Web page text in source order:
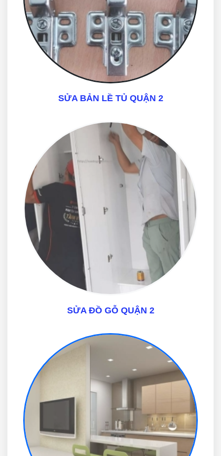
SỬA BẢN LỀ TỦ QUẬN 2
SỬA ĐỒ GỖ QUẬN 2